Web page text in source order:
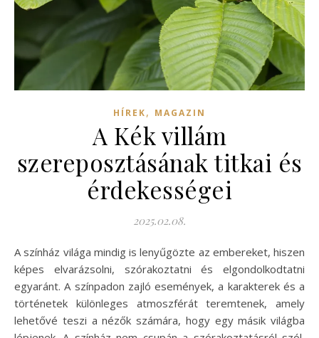
HÍREK, MAGAZIN
A Kék villám
szereposztásának titkai és
érdekességei
2025.02.08.
A színház világa mindig is lenyűgözte az embereket, hiszen
képes elvarázsolni, szórakoztatni és elgondolkodtatni
egyaránt. A színpadon zajló események, a karakterek és a
történetek különleges atmoszférát teremtenek, amely
lehetővé teszi a nézők számára, hogy egy másik világba